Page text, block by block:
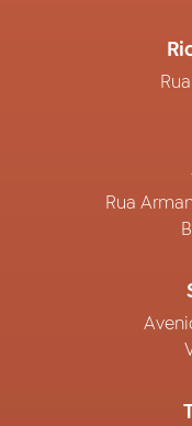
Rua